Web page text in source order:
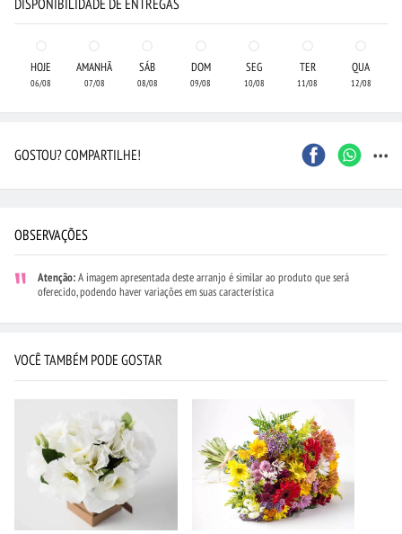
DISPONIBILIDADE DE ENTREGAS
HOJE
06/08
AMANHÃ
07/08
SÁB
08/08
DOM
09/08
SEG
10/08
TER
11/08
QUA
12/08
GOSTOU? COMPARTILHE! ...
OBSERVAÇÕES
Atenção:A imagem apresentada deste arranjo é similar ao produto que será
oferecido, podendo haver variações em suas característica
VOCÊ TAMBÉM PODE GOSTAR